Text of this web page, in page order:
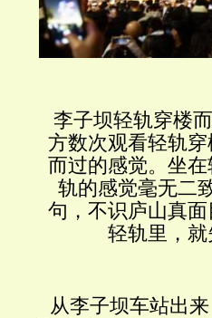
方数次观看轻轨
而过的感觉。坐
轨的感觉毫无二
句，不识庐山真
轻轨里，
从李子坝车站出